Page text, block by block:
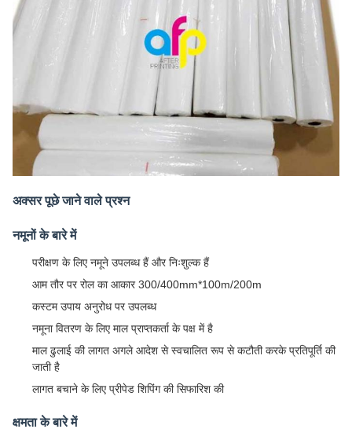
अक्सर पूछे जाने वाले प्रश्न
नमूनों के बारे में
परीक्षण के लिए नमूने उपलब्ध हैं और निःशुल्क हैं
आम तौर पर रोल का आकार 300/400mm*100m/200m
कस्टम उपाय अनुरोध पर उपलब्ध
नमूना वितरण के लिए माल प्राप्तकर्ता के पक्ष में है
माल ढुलाई की लागत अगले आदेश से स्वचालित रूप से कटौती करके प्रतिपूर्ति की
जाती है
लागत बचाने के लिए प्रीपेड शिपिंग की सिफारिश की
क्षमता के बारे में